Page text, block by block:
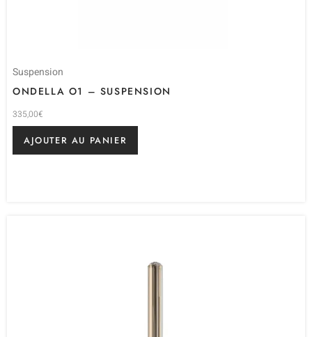
Suspension
ONDELLA O1 – SUSPENSION
335,00€
AJOUTER AU PANIER